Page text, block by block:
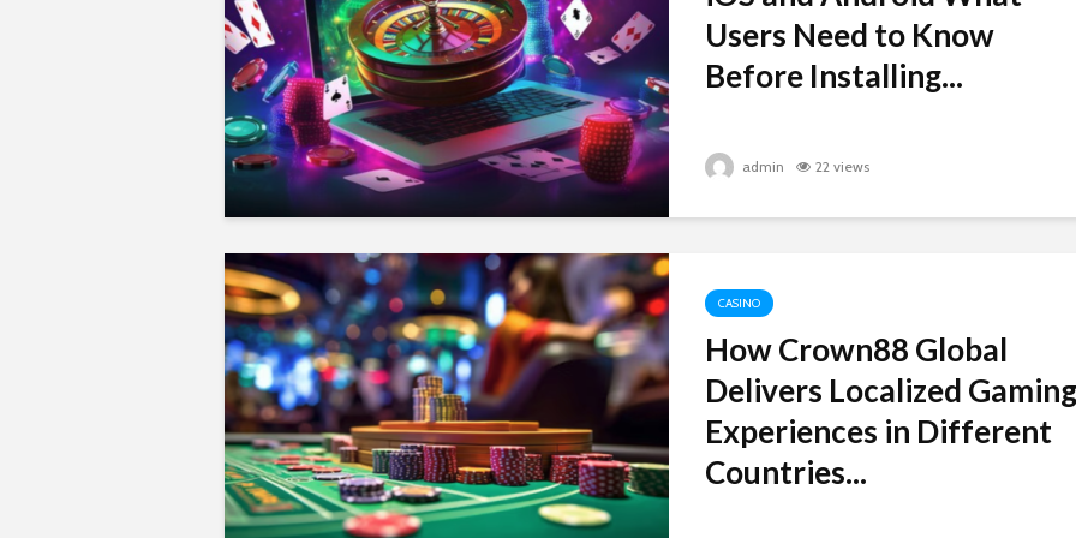
Users Need to Know
Before Installing...
admin 22 views
CASINO
How Crown88 Global
Delivers Localized Gaming
Experiences in Different
Countries...